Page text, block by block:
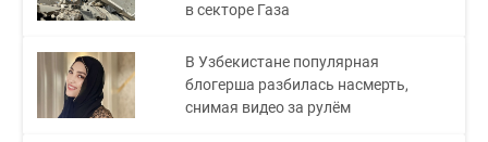
в секторе Газа
В Узбекистане популярная
блогерша разбилась насмерть,
снимая видео за рулём